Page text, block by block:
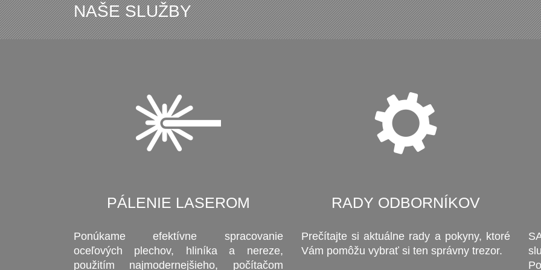
NAŠE SLUŽBY
PÁLENIE LASEROM
Ponúkame efektívne spracovanie
oceľových plechov, hliníka a nereze,
použitím najmodernejšieho, počítačom
RADY ODBORNÍKOV
Prečítajte si aktuálne rady a pokyny, ktoré
Vám pomôžu vybrať si ten správny trezor.